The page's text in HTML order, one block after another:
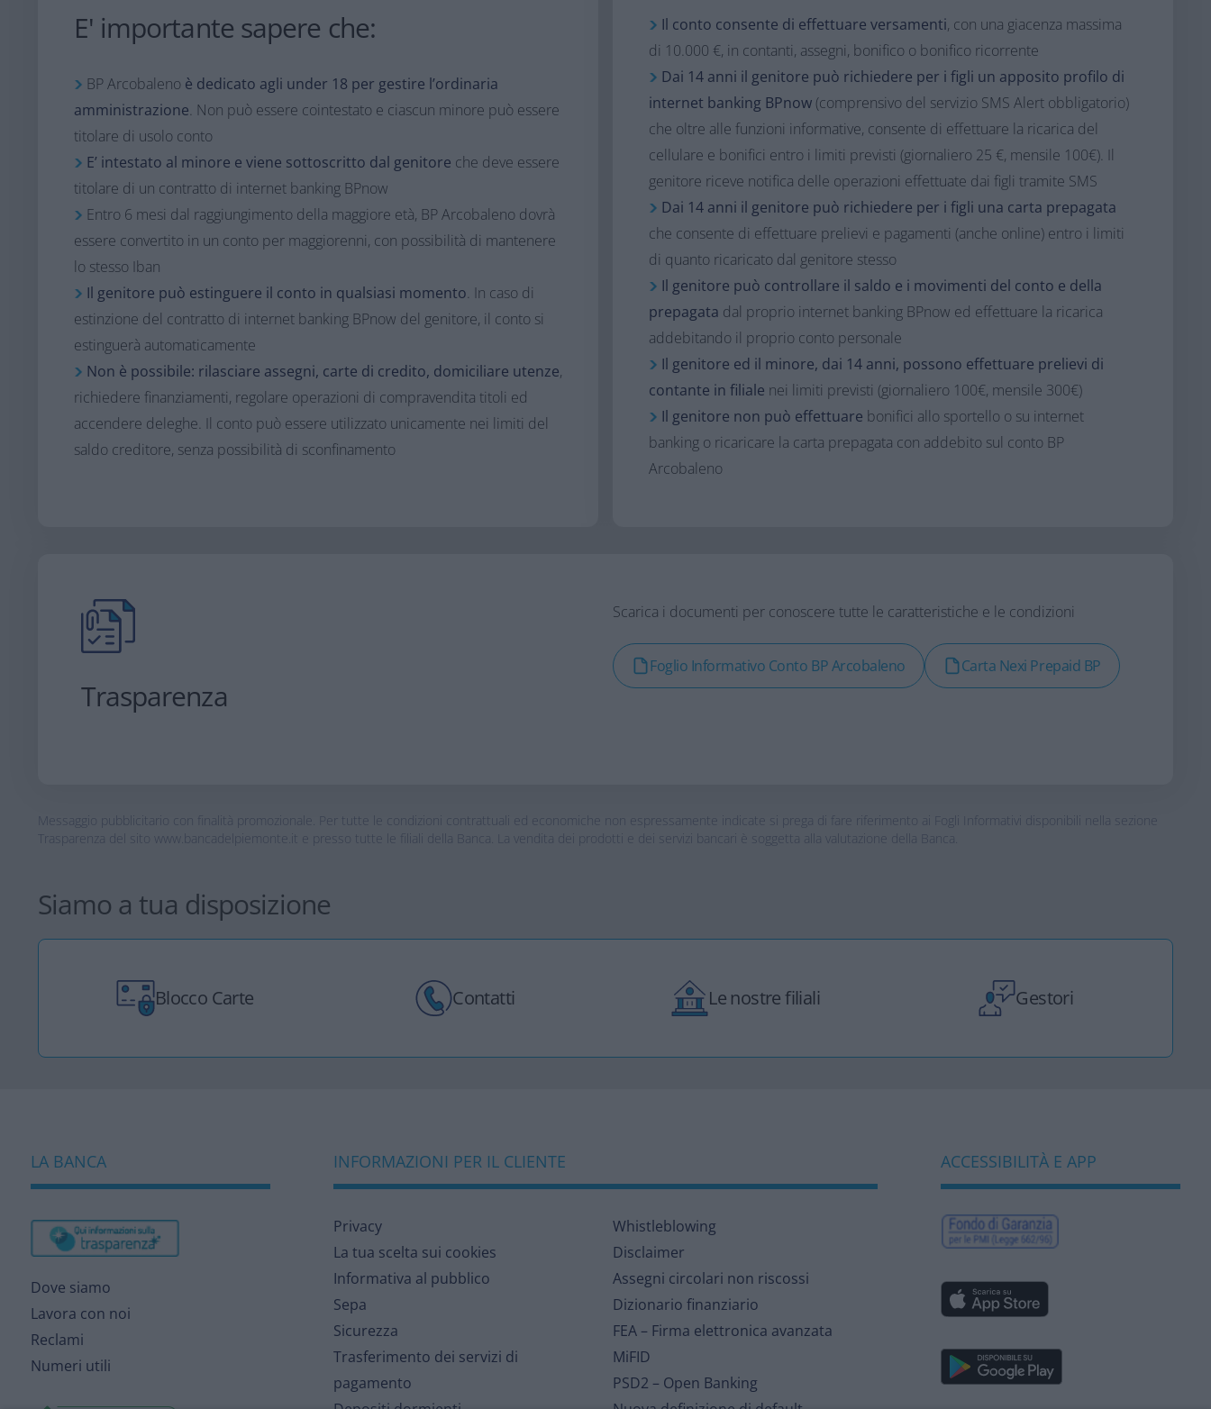
E' importante sapere che:
BP Arcobaleno è dedicato agli under 18 per gestire l’ordinaria
amministrazione. Non può essere cointestato e ciascun minore può essere
titolare di usolo conto
E’ intestato al minore e viene sottoscritto dal genitore che deve essere
titolare di un contratto di internet banking BPnow
Entro 6 mesi dal raggiungimento della maggiore età, BP Arcobaleno dovrà
essere convertito in un conto per maggiorenni, con possibilità di mantenere
lo stesso Iban
Il genitore può estinguere il conto in qualsiasi momento. In caso di
estinzione del contratto di internet banking BPnow del genitore, il conto si
estinguerà automaticamente
Non è possibile: rilasciare assegni, carte di credito, domiciliare utenze,
richiedere finanziamenti, regolare operazioni di compravendita titoli ed
accendere deleghe. Il conto può essere utilizzato unicamente nei limiti del
saldo creditore, senza possibilità di sconfinamento
Il conto consente di effettuare versamenti, con una giacenza massima
di 10.000 €, in contanti, assegni, bonifico o bonifico ricorrente
Dai 14 anni il genitore può richiedere per i figli un apposito profilo di
internet banking BPnow(comprensivo del servizio SMS Alert obbligatorio)
che oltre alle funzioni informative, consente di effettuare la ricarica del
cellulare e bonifici entro i limiti previsti (giornaliero 25 €, mensile 100€). Il
genitore riceve notifica delle operazioni effettuate dai figli tramite SMS
Dai 14 anni il genitore può richiedere per i figli una carta prepagata
che consente di effettuare prelievi e pagamenti (anche online) entro i limiti
di quanto ricaricato dal genitore stesso
Il genitore può controllare il saldo e i movimenti del conto e della
prepagata dal proprio internet banking BPnow ed effettuare la ricarica
addebitando il proprio conto personale
Il genitore ed il minore, dai 14 anni, possono effettuare prelievi di
contante in filiale nei limiti previsti (giornaliero 100€, mensile 300€)
Il genitore non può effettuare bonifici allo sportello o su internet
banking o ricaricare la carta prepagata con addebito sul conto BP
Arcobaleno
Trasparenza
Scarica i documenti per conoscere tutte le caratteristiche e le condizioni
Foglio Informativo Conto BP Arcobaleno Carta Nexi Prepaid BP
Messaggio pubblicitario con finalità promozionale. Per tutte le condizioni contrattuali ed economiche non espressamente indicate si prega di fare riferimento ai Fogli Informativi disponibili nella sezione
Trasparenza del sito www.bancadelpiemonte.it e presso tutte le filiali della Banca. La vendita dei prodotti e dei servizi bancari è soggetta alla valutazione della Banca.
Siamo a tua disposizione
Blocco Carte Contatti Le nostre filiali Gestori
LA BANCA
Dove siamo
Lavora con noi
Reclami
Numeri utili
INFORMAZIONI PER IL CLIENTE
Privacy
La tua scelta sui cookies
Informativa al pubblico
Sepa
Sicurezza
Trasferimento dei servizi di
pagamento
Whistleblowing
Disclaimer
Assegni circolari non riscossi
Dizionario finanziario
FEA – Firma elettronica avanzata
MiFID
PSD2 – Open Banking
ACCESSIBILITÀ E APP